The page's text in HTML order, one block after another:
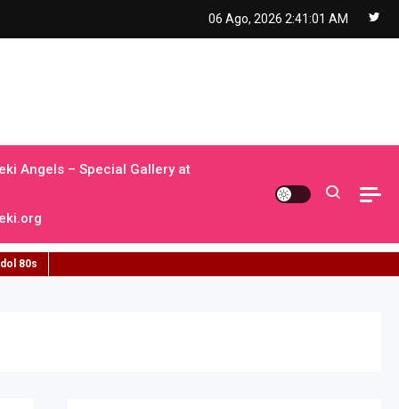
06 Ago, 2026 2:41:02 AM
Angels – Special Gallery at
80s